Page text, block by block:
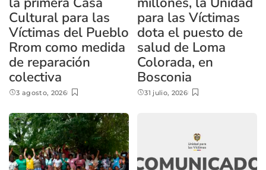
Cultural para las
Víctimas del Pueblo
Rrom como medida
de reparación
colectiva
3 agosto, 2026
para las Víctimas
dota el puesto de
salud de Loma
Colorada, en
Bosconia
31 julio, 2026